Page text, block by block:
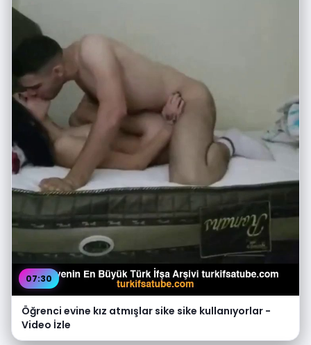
07:30
Öğrenci evine kız atmışlar sike sike kullanıyorlar -
Video İzle